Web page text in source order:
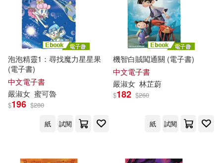
泡泡精靈1：尋找魔力星星果
(電子書)
中文電子書
嚴淑女 蜜可魯
$196 $280
紙
試閱
機智白賊闖通關 (電子書)
中文電子書
嚴淑女 林芷蔚
$182 $260
紙 試閱